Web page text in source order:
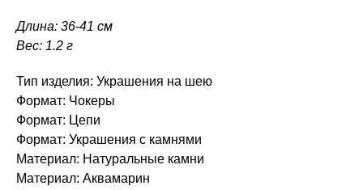
Длина: 36-41 см
Вес: 1.2 г
Тип изделия: Украшения на шею
Формат: Чокеры
Формат: Цепи
Формат: Украшения с камнями
Материал: Натуральные камни
Материал: Аквамарин